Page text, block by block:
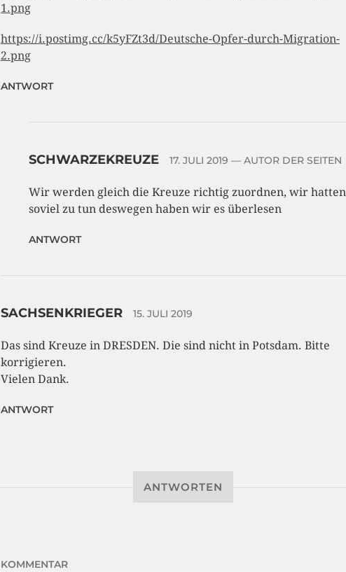
1.png
https://i.postimg.cc/k5yFZt3d/Deutsche-Opfer-durch-Migration-
2.png
ANTWORT
SCHWARZEKREUZE 17. JULI 2019 — AUTOR DER SEITEN
Wir werden gleich die Kreuze richtig zuordnen, wir hatten
soviel zu tun deswegen haben wir es überlesen
ANTWORT
SACHSENKRIEGER 15. JULI 2019
Das sind Kreuze in DRESDEN. Die sind nicht in Potsdam. Bitte
korrigieren.
Vielen Dank.
ANTWORT
ANTWORTEN
KOMMENTAR